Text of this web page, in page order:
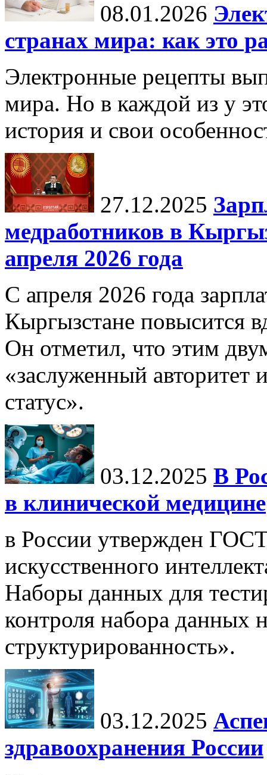
08.01.2026
странах мира: как это
Электронные рецепты
мира. Но в каждой из у
история и свои
27.12.2025
медработников в
апреля 2026 года
С апреля 2026 года
Кыргызстане повысится
Он отметил, что этим
«заслуженный
статус».
03.12.2025 В
в клинической медицине
в России утвержден
искусственного
Наборы данных для
контроля набора данных
структурированность».
03.12.2025
здравоохранения России